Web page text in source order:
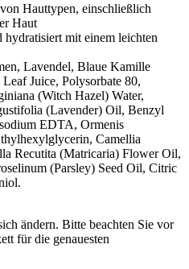
Hauttypen, einschließlich
Haut
mit einem leichten
Lavendel, Blaue Kamille
Juice, Polysorbate 80,
(Witch Hazel) Water,
(Lavender) Oil, Benzyl
EDTA, Ormenis
Camellia
Recutita (Matricaria) Flower Oil,
(Parsley) Seed Oil, Citric
ändern. Bitte beachten Sie vor
für die genauesten